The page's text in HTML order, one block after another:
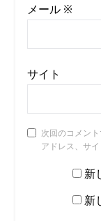
メール ※
サイト
次回のコメン
アドレス、サイ
新
新